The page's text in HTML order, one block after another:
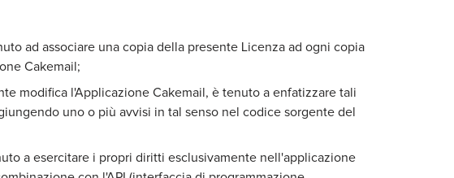
ad associare una copia della presente Licenza ad ogni copia
Cakemail;
modifica l'Applicazione Cakemail, è tenuto a enfatizzare tali
uno o più avvisi in tal senso nel codice sorgente del
a esercitare i propri diritti esclusivamente nell'applicazione